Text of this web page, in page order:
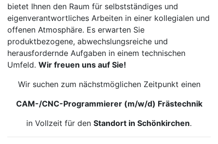
bietet Ihnen den Raum für selbstständiges und
eigenverantwortliches Arbeiten in einer kollegialen und
offenen Atmosphäre. Es erwarten Sie
produktbezogene, abwechslungsreiche und
herausfordernde Aufgaben in einem technischen
Umfeld. Wir freuen uns auf Sie!
Wir suchen zum nächstmöglichen Zeitpunkt einen
CAM-/CNC-Programmierer (m/w/d) Frästechnik
in Vollzeit für den Standort in Schönkirchen.